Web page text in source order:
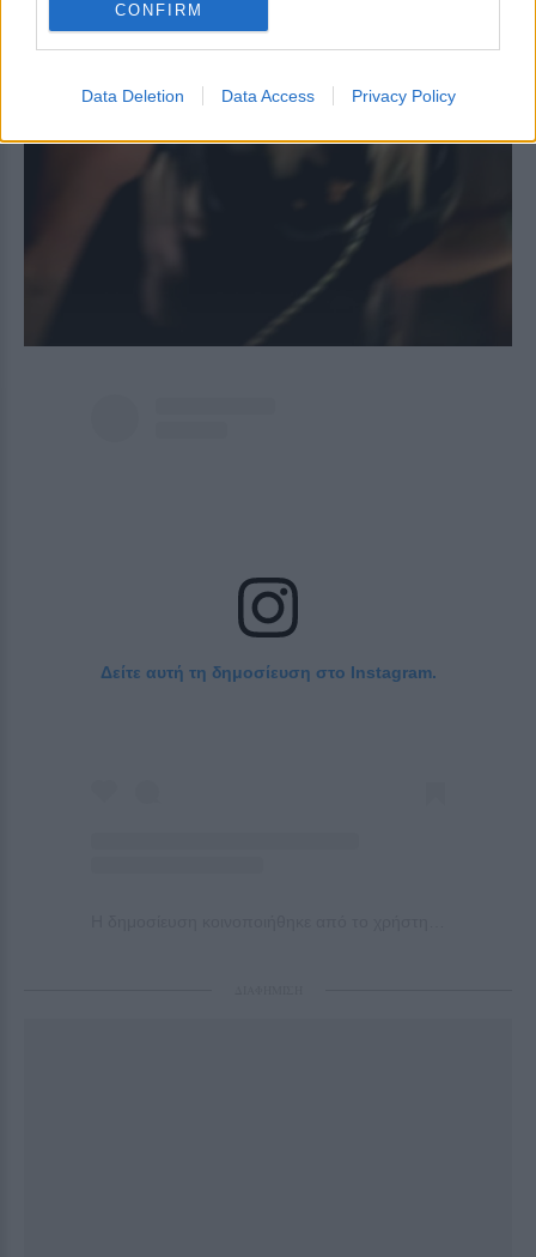
CONFIRM
Data Deletion Data Access Privacy Policy
Δείτε αυτή τη δημοσίευση στο Instagram.